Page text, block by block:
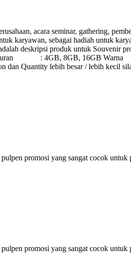
acara seminar, gathering,
karyawan, sebagai hadiah untuk
deskripsi produk untuk Souvenir
: 4GB, 8GB, 16GB Warna :
dan Quantity lebih besar / lebih kecil
promosi yang sangat cocok untuk
promosi yang sangat cocok untuk